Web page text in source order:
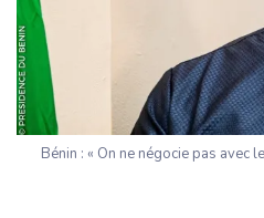
Bénin : « On ne négocie pas avec